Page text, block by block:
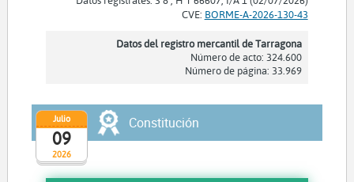
CVE: BORME-A-2026-130-43
Datos del registro mercantil de Tarragona
Número de acto: 324.600
Número de página: 33.969
2026
Julio
09
Constitución